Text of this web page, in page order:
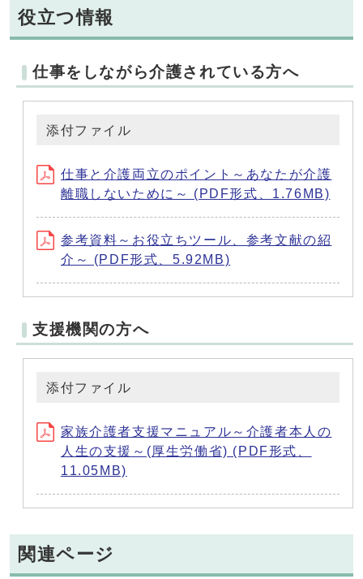
役立つ情報
仕事をしながら介護されている方へ
添付ファイル
仕事と介護両立のポイント～あなたが介護
離職しないために～ (PDF形式、1.76MB)
参考資料～お役立ちツール、参考文献の紹
介～ (PDF形式、5.92MB)
支援機関の方へ
添付ファイル
家族介護者支援マニュアル～介護者本人の
人生の支援～(厚生労働省) (PDF形式、
11.05MB)
関連ページ